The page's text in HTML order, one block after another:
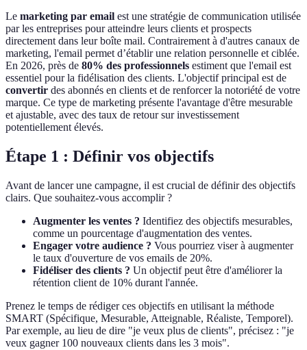
Le marketing par email est une stratégie de communication utilisée
par les entreprises pour atteindre leurs clients et prospects
directement dans leur boîte mail. Contrairement à d'autres canaux de
marketing, l'email permet d’établir une relation personnelle et ciblée.
En 2026, près de 80% des professionnels estiment que l'email est
essentiel pour la fidélisation des clients. L'objectif principal est de
convertir des abonnés en clients et de renforcer la notoriété de votre
marque. Ce type de marketing présente l'avantage d'être mesurable
et ajustable, avec des taux de retour sur investissement
potentiellement élevés.
Étape 1 : Définir vos objectifs
Avant de lancer une campagne, il est crucial de définir des objectifs
clairs. Que souhaitez-vous accomplir ?
Augmenter les ventes ? Identifiez des objectifs mesurables,
comme un pourcentage d'augmentation des ventes.
Engager votre audience ? Vous pourriez viser à augmenter
le taux d'ouverture de vos emails de 20%.
Fidéliser des clients ? Un objectif peut être d'améliorer la
rétention client de 10% durant l'année.
Prenez le temps de rédiger ces objectifs en utilisant la méthode
SMART (Spécifique, Mesurable, Atteignable, Réaliste, Temporel).
Par exemple, au lieu de dire "je veux plus de clients", précisez : "je
veux gagner 100 nouveaux clients dans les 3 mois".